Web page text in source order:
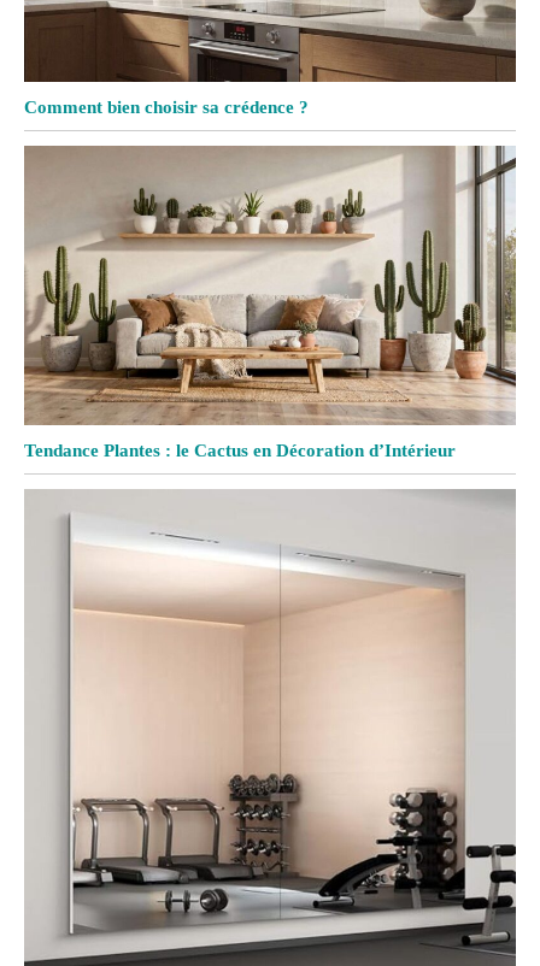
Comment bien choisir sa crédence ?
Tendance Plantes : le Cactus en Décoration d’Intérieur